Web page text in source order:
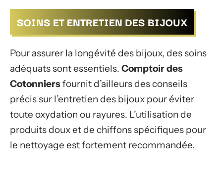
SOINS ET ENTRETIEN DES BIJOUX
Pour assurer la longévité des bijoux, des soins
adéquats sont essentiels. Comptoir des
Cotonniersfournit d’ailleurs des conseils
précis sur l’entretien des bijoux pour éviter
toute oxydation ou rayures. L’utilisation de
produits doux et de chiffons spécifiques pour
le nettoyage est fortement recommandée.